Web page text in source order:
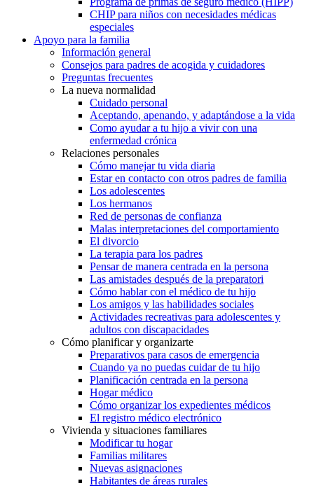
CHIP para niños con necesidades médicas
especiales
Apoyo para la familia
Información general
Consejos para padres de acogida y cuidadores
Preguntas frecuentes
La nueva normalidad
Cuidado personal
Aceptando, apenando, y adaptándose a la vida
Como ayudar a tu hijo a vivir con una
enfermedad crónica
Relaciones personales
Cómo manejar tu vida diaria
Estar en contacto con otros padres de familia
Los adolescentes
Los hermanos
Red de personas de confianza
Malas interpretaciones del comportamiento
El divorcio
La terapia para los padres
Pensar de manera centrada en la persona
Las amistades después de la preparatori
Cómo hablar con el médico de tu hijo
Los amigos y las habilidades sociales
Actividades recreativas para adolescentes y
adultos con discapacidades
Cómo planificar y organizarte
Preparativos para casos de emergencia
Cuando ya no puedas cuidar de tu hijo
Planificación centrada en la persona
Hogar médico
Cómo organizar los expedientes médicos
El registro médico electrónico
Vivienda y situaciones familiares
Modificar tu hogar
Familias militares
Nuevas asignaciones
Habitantes de áreas rurales